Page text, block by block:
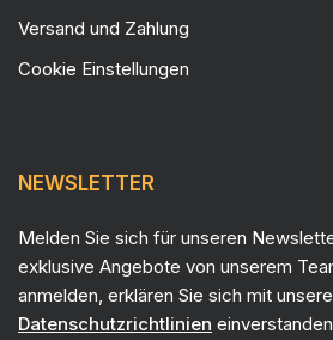
Versand und Zahlung
Cookie Einstellungen
NEWSLETTER
Melden Sie sich für unseren
exklusive Angebote von unserem
anmelden, erklären Sie sich mit
Datenschutzrichtlinien